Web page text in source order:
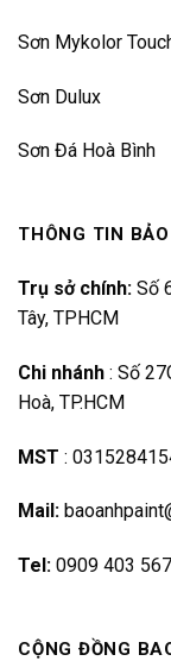
Sơn Mykolor
Sơn Dulux
Sơn Đá Hoà Bình
THÔNG TIN
Trụ sở chính: Số
Tây, TPHCM
Chi nhánh : Số
Hoà, TP.HCM
MST :
Mail:
Tel: 0909 403 567
CỘNG ĐỒNG